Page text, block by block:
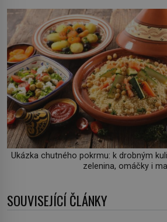
Ukázka chutného pokrmu: k drobným
zelenina, omáčky i
SOUVISEJÍCÍ ČLÁNKY